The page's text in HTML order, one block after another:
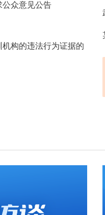
公众意见公告
构的违法行为证据的